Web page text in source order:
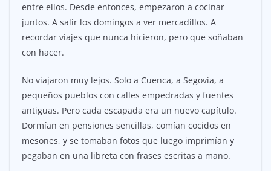
entre ellos. Desde entonces, empezaron a cocinar
juntos. A salir los domingos a ver mercadillos. A
recordar viajes que nunca hicieron, pero que soñaban
con hacer.
No viajaron muy lejos. Solo a Cuenca, a Segovia, a
pequeños pueblos con calles empedradas y fuentes
antiguas. Pero cada escapada era un nuevo capítulo.
Dormían en pensiones sencillas, comían cocidos en
mesones, y se tomaban fotos que luego imprimían y
pegaban en una libreta con frases escritas a mano.